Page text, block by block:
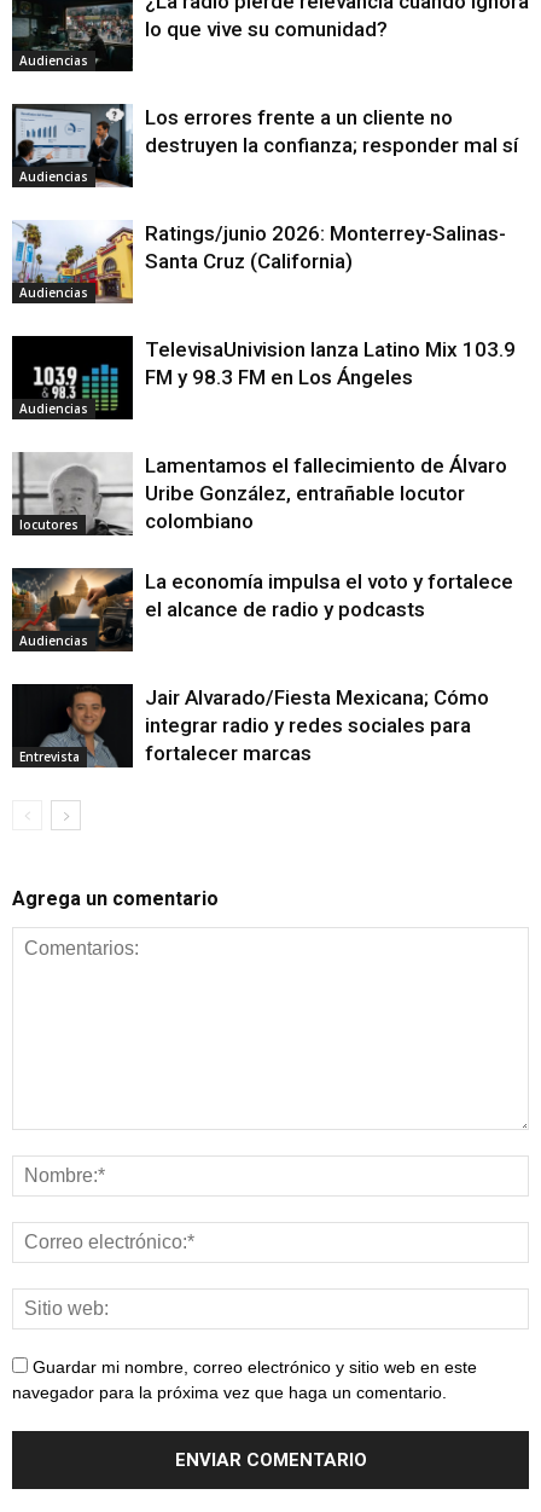
Audiencias
lo que vive su comunidad?
Audiencias
Los errores frente a un cliente no
destruyen la confianza; responder mal sí
Audiencias
Ratings/junio 2026: Monterrey-Salinas-
Santa Cruz (California)
Audiencias
TelevisaUnivision lanza Latino Mix 103.9
FM y 98.3 FM en Los Ángeles
locutores
Lamentamos el fallecimiento de Álvaro
Uribe González, entrañable locutor
colombiano
Audiencias
La economía impulsa el voto y fortalece
el alcance de radio y podcasts
Entrevista
Jair Alvarado/Fiesta Mexicana; Cómo
integrar radio y redes sociales para
fortalecer marcas
Agrega un comentario
Guardar mi nombre, correo electrónico y sitio web en este
navegador para la próxima vez que haga un comentario.